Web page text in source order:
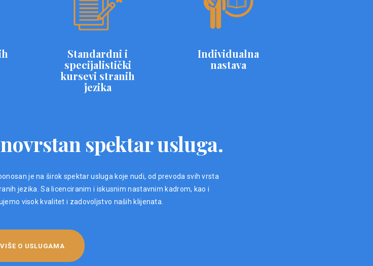
Standardni i
specijalistički
kursevi stranih
jezika
Individualna
nastava
spektar usluga.
je na širok spektar usluga koje nudi, od prevoda svih vrsta
jezika. Sa licenciranim i iskusnim nastavnim kadrom, kao i
visok kvalitet i zadovoljstvo naših klijenata.
VIŠE O USLUGAMA